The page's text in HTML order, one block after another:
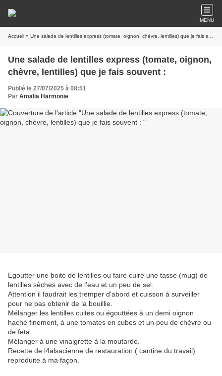
MENU
Accueil » Une salade de lentilles express (tomate, oignon, chèvre, lentilles) que je fais souvent :
Une salade de lentilles express (tomate, oignon,
chèvre, lentilles) que je fais souvent :
Publié le 27/07/2025 à 08:51
Par Amalia Harmonie
Egoutter une boite de lentilles ou faire cuire une tasse (mug) de
lentilles sèches avec de l'eau et un peu de sel.
Attention il faudrait les tremper d'abord et cuisson à surveiller
pour ne pas obtenir de la bouillie.
Mélanger les lentilles cuites ou égouttées à un demi oignon
haché finement, à une tomates en cubes et un peu de chèvre ou
de feta.
Mélanger à une vinaigrette à la moutarde.
Recette de l4alsacienne de restauration ( cantine du travail)
reproduite à ma façon.